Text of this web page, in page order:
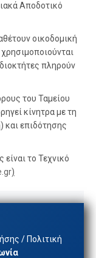
Αποδοτικό
οικοδομική
πληρούν
του Ταμείου
κίνητρα με τη
και επιδότησης
το Τεχνικό
)
/ Πολιτική